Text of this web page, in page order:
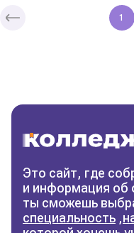
колледж
1
Это сайт, где
и информация об
ты сможешь
специальность ,